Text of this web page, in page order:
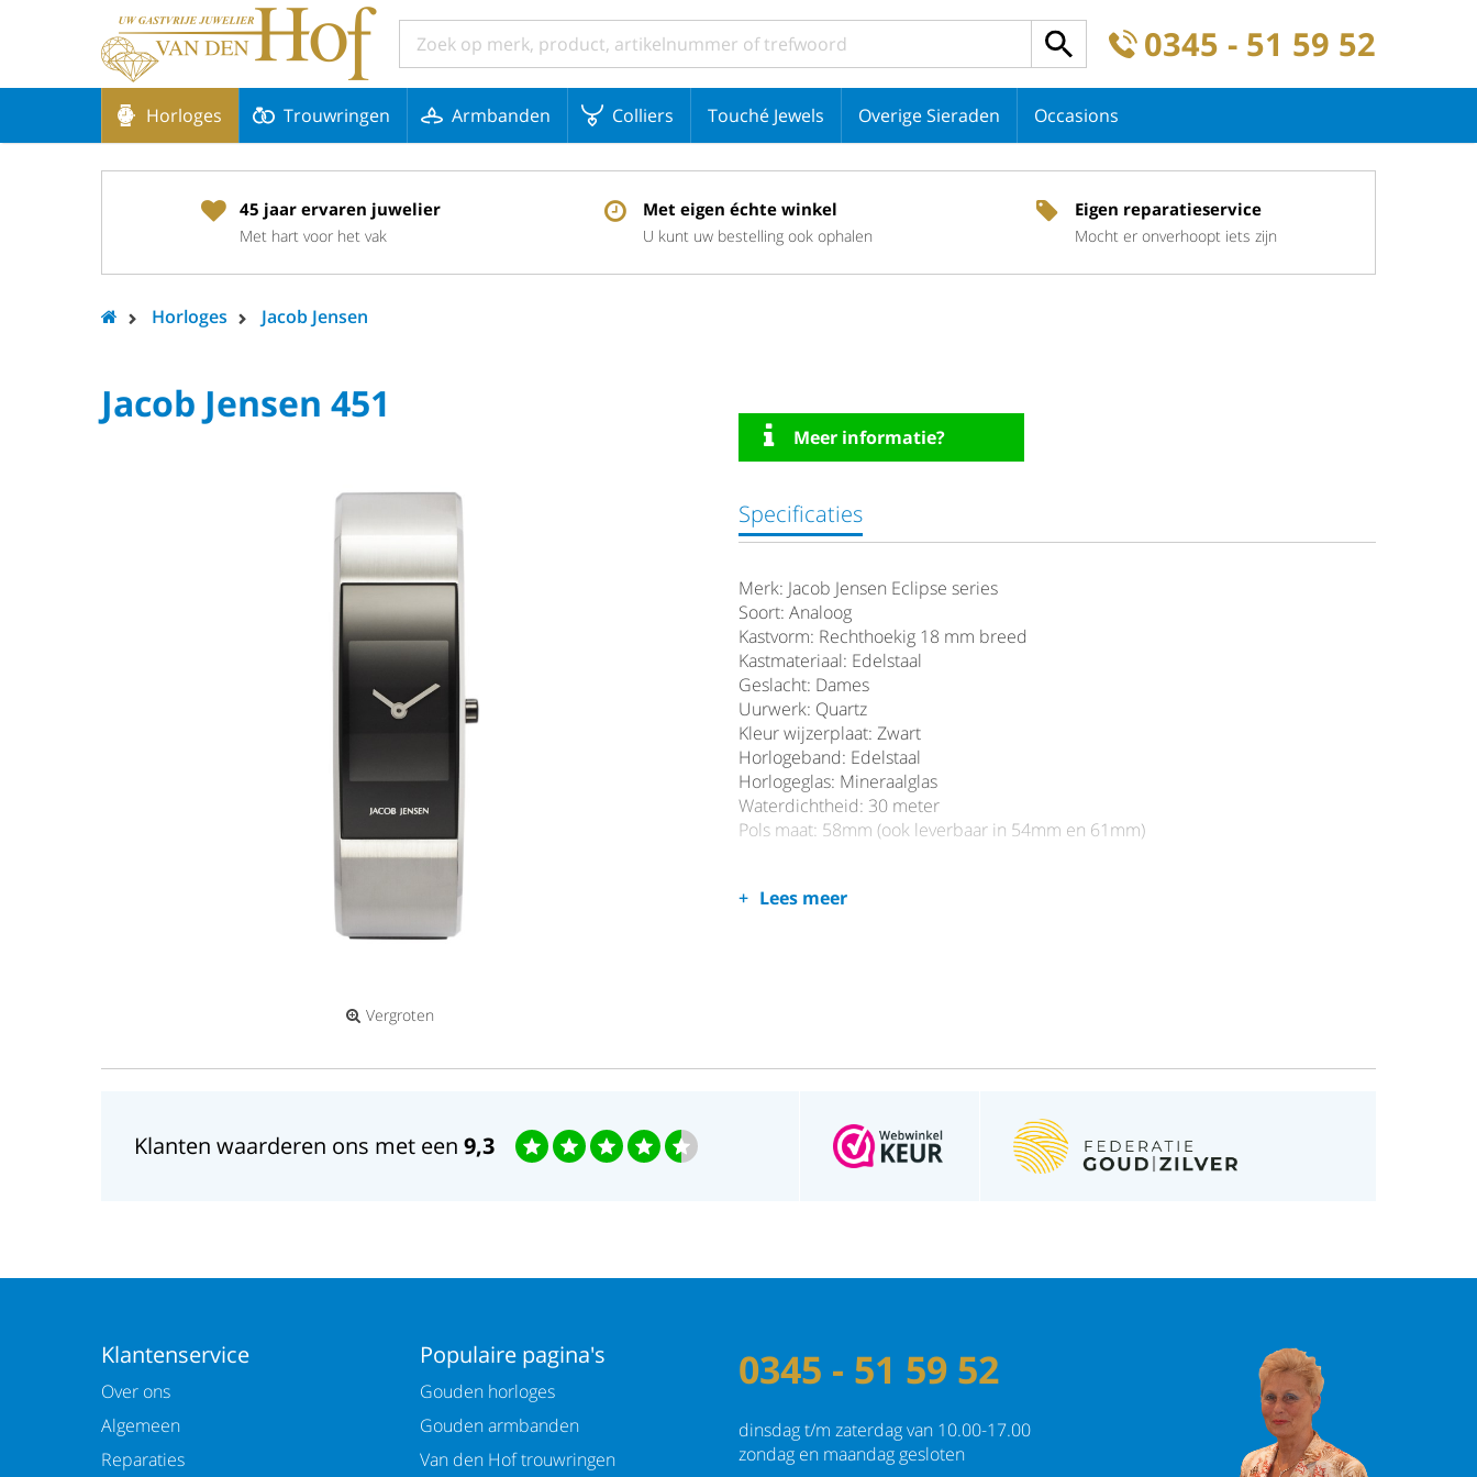
0345 - 51 59 52
Horloges Trouwringen Armbanden Colliers Touché Jewels Overige Sieraden Occasions
45 jaar ervaren juwelier
Met hart voor het vak
Met eigen échte winkel
U kunt uw bestelling ook ophalen
Eigen reparatieservice
Mocht er onverhoopt iets zijn
Horloges Jacob Jensen
Jacob Jensen 451
Vergroten
Meer informatie?
Specificaties
Merk: Jacob Jensen Eclipse series
Soort: Analoog
Kastvorm: Rechthoekig 18 mm breed
Kastmateriaal: Edelstaal
Geslacht: Dames
Uurwerk: Quartz
Kleur wijzerplaat: Zwart
Horlogeband: Edelstaal
Horlogeglas: Mineraalglas
Waterdichtheid: 30 meter
Pols maat: 58mm (ook leverbaar in 54mm en 61mm)
Lees meer
Klanten waarderen ons met een 9,3
Klantenservice
Over ons
Algemeen
Reparaties
Populaire pagina's
Gouden horloges
Gouden armbanden
Van den Hof trouwringen
0345 - 51 59 52
dinsdag t/m zaterdag van 10.00-17.00
zondag en maandag gesloten